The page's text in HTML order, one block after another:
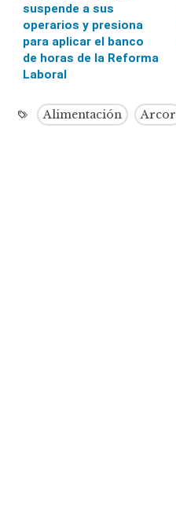
suspende a sus
operarios y presiona
para aplicar el banco
de horas de la Reforma
Laboral
Alimentación Arcor